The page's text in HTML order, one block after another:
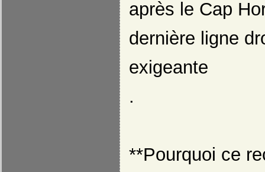
après le Cap
dernière ligne
exigeante
.
**Pourquoi ce